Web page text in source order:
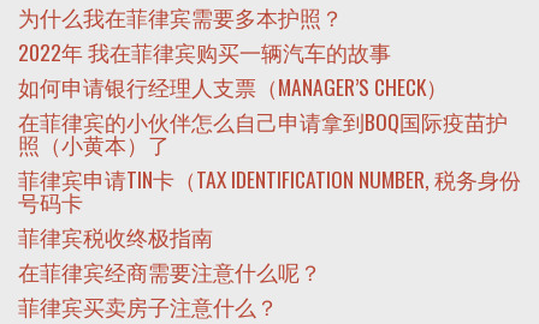
为什么我在菲律宾需要多本护照？
2022年 我在菲律宾购买一辆汽车的故事
如何申请银行经理人支票（MANAGER’S CHECK）
在菲律宾的小伙伴怎么自己申请拿到BOQ国际疫苗护
照（小黄本）了
菲律宾申请TIN卡（TAX IDENTIFICATION NUMBER, 税务身份
号码卡
菲律宾税收终极指南
在菲律宾经商需要注意什么呢？
菲律宾买卖房子注意什么？